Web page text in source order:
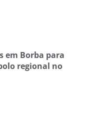
em Borba para
regional no